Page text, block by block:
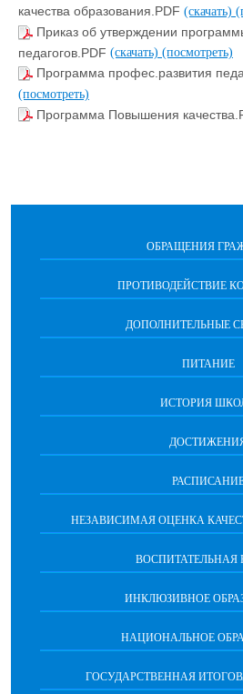
качества образования.PDF (скачать)
Приказ об утверждении
педагогов.PDF (скачать) (посмотреть)
Программа профес.развития
(посмотреть)
Программа Повышения
ОБРАЩЕНИЯ
ПРОТИВОДЕЙСТВИЕ
ДОПОЛНИТЕЛЬНЫЕ
ПИТАНИЕ
ИСТОРИЯ
НЕЗАВИСИМАЯ ОЦЕНКА
ВОСПИТАТЕЛЬНАЯ
ИНКЛЮЗИВНОЕ
НАЦИОНАЛЬНОЕ
ГОСУДАРСТВЕННАЯ